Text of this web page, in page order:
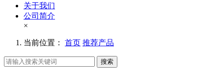
关于我们
公司简介
×
当前位置： 首页 推荐产品
搜索